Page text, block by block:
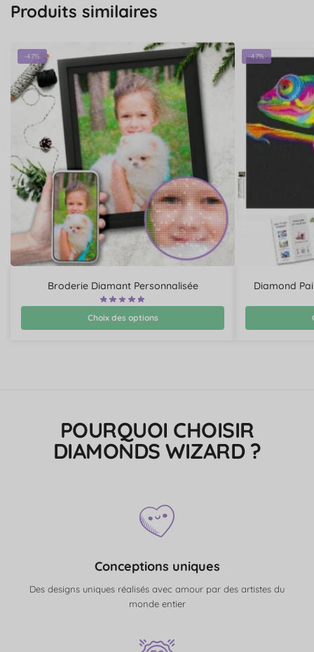
Produits similaires
-47%
Broderie Diamant Personnalisée
Choix des options
-47%
Diamond
POURQUOI CHOISIR
DIAMONDS WIZARD ?
Conceptions uniques
Des designs uniques réalisés avec amour par des artistes du
monde entier